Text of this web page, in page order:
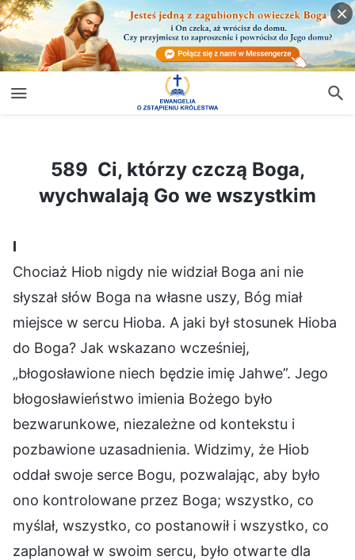
589 Ci, którzy czczą Boga,
wychwalają Go we wszystkim
Ⅰ
Chociaż Hiob nigdy nie widział Boga ani nie
słyszał słów Boga na własne uszy, Bóg miał
miejsce w sercu Hioba. A jaki był stosunek Hioba
do Boga? Jak wskazano wcześniej,
„błogosławione niech będzie imię Jahwe”. Jego
błogosławieństwo imienia Bożego było
bezwarunkowe, niezależne od kontekstu i
pozbawione uzasadnienia. Widzimy, że Hiob
oddał swoje serce Bogu, pozwalając, aby było
ono kontrolowane przez Boga; wszystko, co
myślał, wszystko, co postanowił i wszystko, co
zaplanował w swoim sercu, było otwarte dla